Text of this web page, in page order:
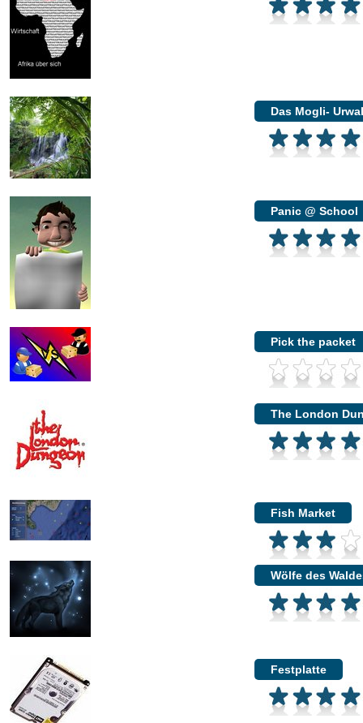
Das Mogli-
Panic @ School
Pick the packet
The London
Fish Market
Wölfe des
Festplatte